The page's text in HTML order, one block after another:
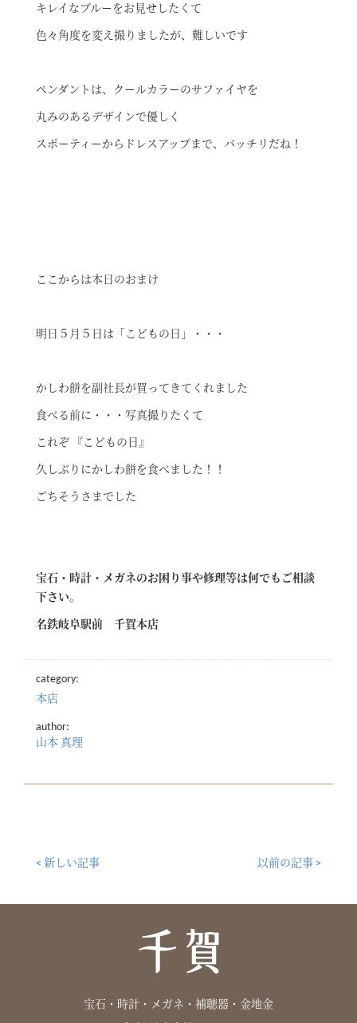
キレイなブルーをお見せしたくて
色々角度を変え撮りましたが、難しいです
ペンダントは、クールカラーのサファイヤを
丸みのあるデザインで優しく
スポーティーからドレスアップまで、バッチリだね！
ここからは本日のおまけ
明日５月５日は「こどもの日」・・・
かしわ餅を副社長が買ってきてくれました
食べる前に・・・写真撮りたくて
これぞ 『こどもの日』
久しぶりにかしわ餅を食べました！！
ごちそうさまでした
宝石・時計・メガネのお困り事や修理等は何でもご相談
下さい。
名鉄岐阜駅前 千賀本店
category:
本店
author:
山本 真理
< 新しい記事 以前の記事 >
宝石・時計・メガネ・補聴器・金地金